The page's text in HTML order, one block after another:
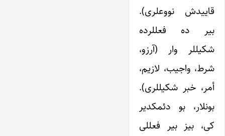
قاییدش نووعلری).
بیر ده فعللرده
شکیللر وار (آرزو،
شرط، واجیب، لازیم،
أمر، خبر شکیللری).
بونلار، بو دئمکدیر
کی، بیز بیر فعللی